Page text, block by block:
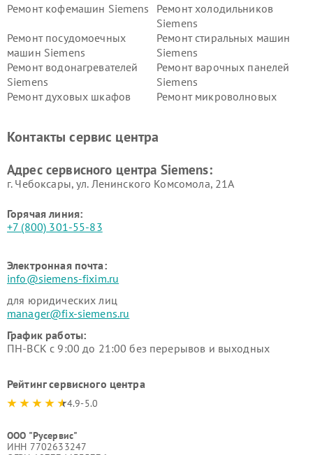
Ремонт кофемашин Siemens
Ремонт холодильников
Siemens
Ремонт посудомоечных
машин Siemens
Ремонт стиральных машин
Siemens
Ремонт водонагревателей
Siemens
Ремонт варочных панелей
Siemens
Ремонт духовых шкафов
Ремонт микроволновых
Siemens
Siemens
Siemens
Siemens
Контакты сервис центра
Адрес сервисного центра Siemens:
г. Чебоксары, ул. Ленинского Комсомола, 21А
Горячая линия:
+7 (800) 301-55-83
Электронная почта:
info@siemens-fixim.ru
для юридических лиц
manager@fix-siemens.ru
График работы:
ПН-ВСК с 9:00 до 21:00 без перерывов и выходных
Рейтинг сервисного центра
4.9-5.0
ООО "Русервис"
ИНН 7702633247